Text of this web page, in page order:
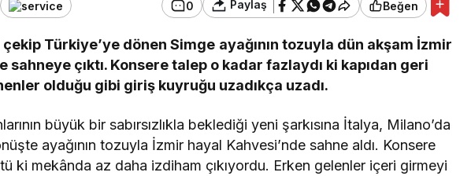
0 Paylaş Beğen
Türkiye’ye dönen Simge ayağının tozuyla dün akşam İzmir
sahneye çıktı. Konsere talep o kadar fazlaydı ki kapıdan geri
olduğu gibi giriş kuyruğu uzadıkça uzadı.
büyük bir sabırsızlıkla beklediği yeni şarkısına İtalya, Milano’da
ayağının tozuyla İzmir hayal Kahvesi’nde sahne aldı. Konsere
ki mekânda az daha izdiham çıkıyordu. Erken gelenler içeri girmeyi